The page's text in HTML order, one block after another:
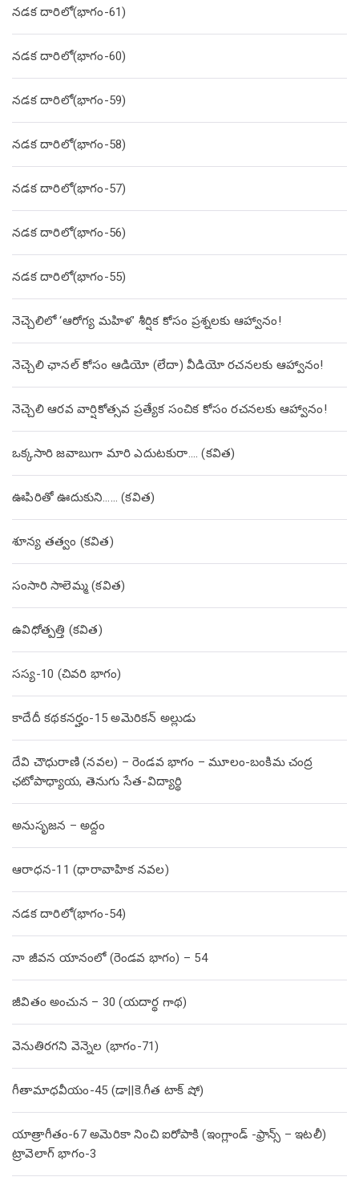
నడక దారిలో(భాగం-61)
నడక దారిలో(భాగం-60)
నడక దారిలో(భాగం-59)
నడక దారిలో(భాగం-58)
నడక దారిలో(భాగం-57)
నడక దారిలో(భాగం-56)
నడక దారిలో(భాగం-55)
నెచ్చెలిలో ‘ఆరోగ్య మహిళ’ శీర్షిక కోసం ప్రశ్నలకు ఆహ్వానం!
నెచ్చెలి ఛానల్ కోసం ఆడియో (లేదా) వీడియో రచనలకు ఆహ్వానం!
నెచ్చెలి ఆరవ వార్షికోత్సవ ప్రత్యేక సంచిక కోసం రచనలకు ఆహ్వానం!
ఒక్కసారి జవాబుగా మారి ఎదుటకురా…. (కవిత)
ఊపిరితో ఊదుకుని…… (కవిత)
శూన్య తత్వం (కవిత)
సంసారి సాలెమ్మ (కవిత)
ఉవిధోత్పత్తి (కవిత)
సస్య-10 (చివరి భాగం)
కాదేదీ కథకనర్హం-15 అమెరికన్ అల్లుడు
దేవి చౌధురాణి (నవల) – రెండవ భాగం – మూలం-బంకిమ చంద్ర
ఛటోపాధ్యాయ, తెనుగు సేత-విద్యార్థి
అనుసృజన – అద్దం
ఆరాధన-11 (ధారావాహిక నవల)
నడక దారిలో(భాగం-54)
నా జీవన యానంలో (రెండవ భాగం) – 54
జీవితం అంచున – 30 (యదార్థ గాథ)
వెనుతిరగని వెన్నెల (భాగం-71)
గీతామాధవీయం-45 (డా||కె.గీత టాక్ షో)
యాత్రాగీతం-67 అమెరికా నించి ఐరోపాకి (ఇంగ్లాండ్ -ఫ్రాన్స్ – ఇటలీ)
ట్రావెలాగ్ భాగం-3